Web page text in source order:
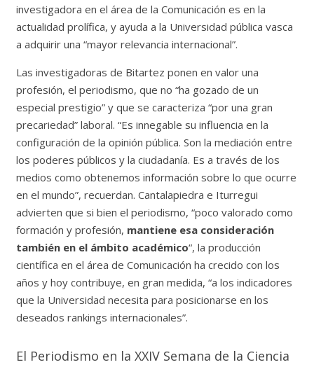
investigadora en el área de la Comunicación es en la
actualidad prolífica, y ayuda a la Universidad pública vasca
a adquirir una “mayor relevancia internacional”.
Las investigadoras de Bitartez ponen en valor una
profesión, el periodismo, que no “ha gozado de un
especial prestigio” y que se caracteriza “por una gran
precariedad” laboral. “Es innegable su influencia en la
configuración de la opinión pública. Son la mediación entre
los poderes públicos y la ciudadanía. Es a través de los
medios como obtenemos información sobre lo que ocurre
en el mundo”, recuerdan. Cantalapiedra e Iturregui
advierten que si bien el periodismo, “poco valorado como
formación y profesión, mantiene esa consideración
también en el ámbito académico“, la producción
científica en el área de Comunicación ha crecido con los
años y hoy contribuye, en gran medida, “a los indicadores
que la Universidad necesita para posicionarse en los
deseados rankings internacionales”.
El Periodismo en la XXIV Semana de la Ciencia